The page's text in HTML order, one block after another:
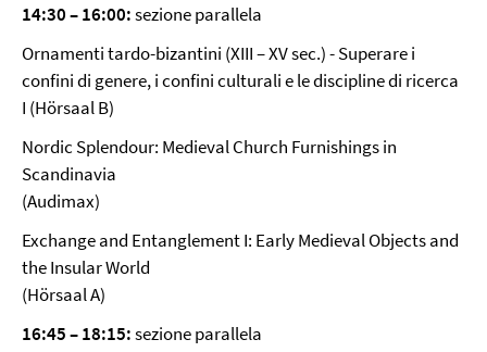
14:30–16:00:sezione parallela
Ornamenti tardo-bizantini (XIII – XV sec.) - Superare i
confini di genere, i confini culturali e le discipline di ricerca
I (Hörsaal B)
Nordic Splendour: Medieval Church Furnishings in
Scandinavia
(Audimax)
Exchange and Entanglement I: Early Medieval Objects and
the Insular World
(Hörsaal A)
16:45–18:15:sezione parallela